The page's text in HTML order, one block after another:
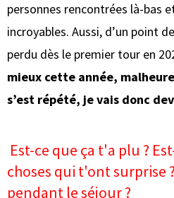
personnes rencontrées là-bas
incroyables. Aussi, d’un point
perdu dès le premier tour en
mieux cette année,
s’est répété, je vais donc
Est-ce que ça t'a plu ?
choses qui t'ont surprise
pendant le séjour ?